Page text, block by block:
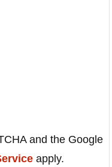
and the Google
apply.